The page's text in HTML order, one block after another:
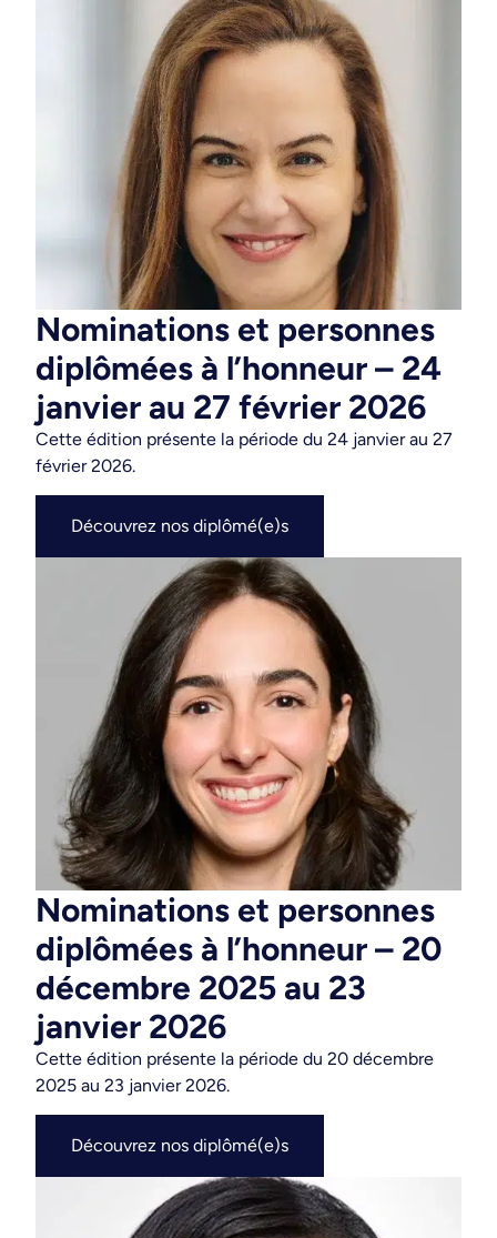
Nominations et personnes
diplômées à l’honneur – 24
janvier au 27 février 2026
Cette édition présente la période du 24 janvier au 27
février 2026.
Découvrez nos diplômé(e)s
Nominations et personnes
diplômées à l’honneur – 20
décembre 2025 au 23
janvier 2026
Cette édition présente la période du 20 décembre
2025 au 23 janvier 2026.
Découvrez nos diplômé(e)s